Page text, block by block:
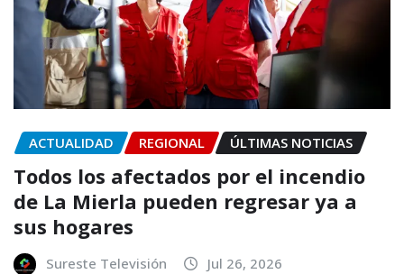
ACTUALIDAD REGIONAL ÚLTIMAS NOTICIAS
Todos los afectados por el incendio
de La Mierla pueden regresar ya a
sus hogares
Sureste Televisión Jul 26, 2026